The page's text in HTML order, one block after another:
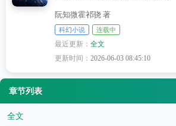
阮知微霍祁骁 著
科幻小说 连载中
最近更新：全文
更新时间：2026-06-03 08:45:10
章节列表
全文